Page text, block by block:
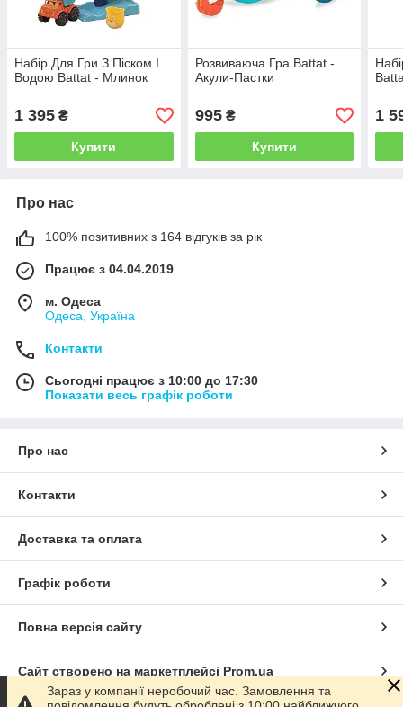
Набір Для Гри З Піском І
Водою Battat - Млинок
1 395 ₴
Купити
Розвиваюча Гра Battat -
Акули-Пастки
995₴
Купити
1
Про нас
100% позитивних з 164 відгуків за рік
Працює з 04.04.2019
м. Одеса
Одеса, Україна
Контакти
Сьогодні працює з 10:00 до 17:30
Показати весь графік роботи
Про нас
Контакти
Доставка та оплата
Графік роботи
Повна версія сайту
Сайт створено на маркетплейсі Prom.ua
Зараз у компанії неробочий час. Замовлення та